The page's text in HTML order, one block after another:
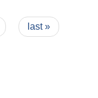
last »